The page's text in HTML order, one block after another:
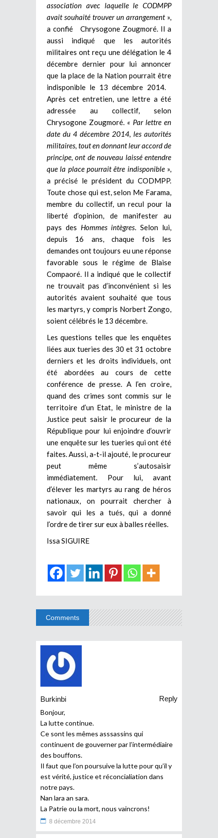
association avec laquelle le CODMPP
avait souhaité trouver un arrangement»,
a confié Chrysogone Zougmoré. Il a
aussi indiqué que les autorités
militaires ont reçu une délégation le 4
décembre dernier pour lui annoncer
que la place de la Nation pourrait être
indisponible le 13 décembre 2014.
Après cet entretien, une lettre a été
adressée au collectif, selon
Chrysogone Zougmoré. « Par lettre en
date du 4 décembre 2014, les autorités
militaires, tout en donnant leur accord de
principe, ont de nouveau laissé entendre
que la place pourrait être indisponible»,
a précisé le président du CODMPP.
Toute chose qui est, selon Me Farama,
membre du collectif, un recul pour la
liberté d’opinion, de manifester au
pays des Hommes intègres . Selon lui,
depuis 16 ans, chaque fois les
demandes ont toujours eu une réponse
favorable sous le régime de Blaise
Compaoré. Il a indiqué que le collectif
ne trouvait pas d’inconvénient si les
autorités avaient souhaité que tous
les martyrs, y compris Norbert Zongo,
soient célébrés le 13 décembre.
Les questions telles que les enquêtes
liées aux tueries des 30 et 31 octobre
derniers et les droits individuels, ont
été abordées au cours de cette
conférence de presse. A l’en croire,
quand des crimes sont commis sur le
territoire d’un Etat, le ministre de la
Justice peut saisir le procureur de la
République pour lui enjoindre d’ouvrir
une enquête sur les tueries qui ont été
faites. Aussi, a-t-il ajouté, le procureur
peut même s’autosaisir
immédiatement. Pour lui, avant
d’élever les martyrs au rang de héros
nationaux, on pourrait chercher à
savoir qui les a tués, qui a donné
l’ordre de tirer sur eux à balles réelles.
Issa SIGUIRE
Comments
Burkinbi
Reply
Bonjour,
La lutte continue.
Ce sont les mêmes asssassins qui
continuent de gouverner par l’intermédiaire
des bouffons.
Il faut que l’on poursuive la lutte pour qu’il y
est vérité, justice et réconcialiation dans
notre pays.
Nan lara an sara.
La Patrie ou la mort, nous vaincrons!
8 décembre 2014